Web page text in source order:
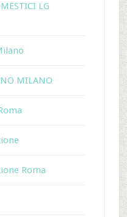
LG
MILANO
Roma